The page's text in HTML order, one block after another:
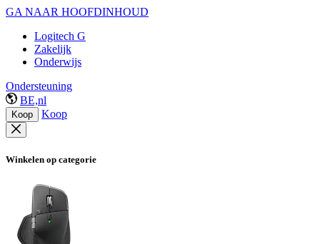
GA NAAR HOOFDINHOUD
Logitech G
Zakelijk
Onderwijs
Ondersteuning
BE,nl
Koop Koop
Winkelen op categorie